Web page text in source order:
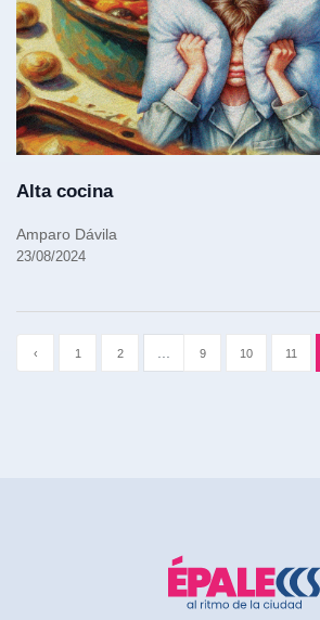
Alta cocina
Amparo Dávila
23/08/2024
‹ 1 2 9 10 11